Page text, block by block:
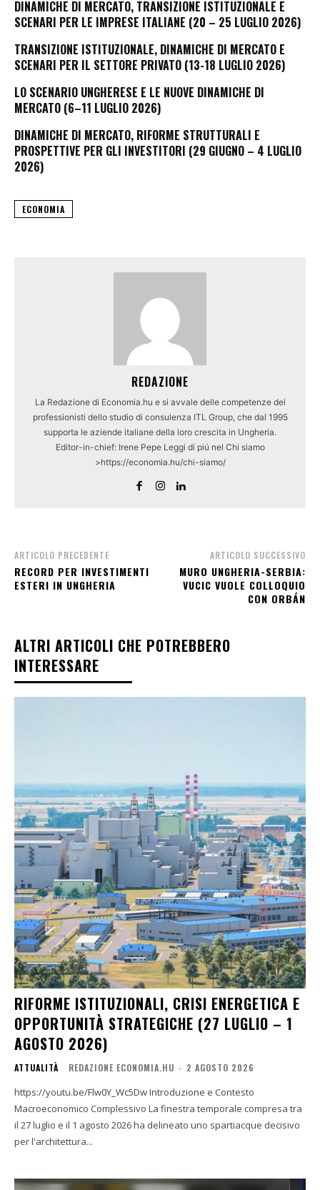
DINAMICHE DI MERCATO, TRANSIZIONE ISTITUZIONALE E
SCENARI PER LE IMPRESE ITALIANE (20 – 25 LUGLIO 2026)
TRANSIZIONE ISTITUZIONALE, DINAMICHE DI MERCATO E
SCENARI PER IL SETTORE PRIVATO (13-18 LUGLIO 2026)
LO SCENARIO UNGHERESE E LE NUOVE DINAMICHE DI
MERCATO (6–11 LUGLIO 2026)
DINAMICHE DI MERCATO, RIFORME STRUTTURALI E
PROSPETTIVE PER GLI INVESTITORI (29 GIUGNO – 4 LUGLIO
2026)
ECONOMIA
REDAZIONE
La Redazione di Economia.hu e si avvale delle competenze dei
professionisti dello studio di consulenza ITL Group, che dal 1995
supporta le aziende italiane della loro crescita in Ungheria.
Editor-in-chief: Irene Pepe Leggi di piú nel Chi siamo
>https://economia.hu/chi-siamo/
ARTICOLO PRECEDENTE
RECORD PER INVESTIMENTI
ESTERI IN UNGHERIA
ARTICOLO SUCCESSIVO
MURO UNGHERIA-SERBIA:
VUCIC VUOLE COLLOQUIO
CON ORBÁN
ALTRI ARTICOLI CHE POTREBBERO
INTERESSARE
RIFORME ISTITUZIONALI, CRISI ENERGETICA E
OPPORTUNITÀ STRATEGICHE (27 LUGLIO – 1
AGOSTO 2026)
ATTUALITÀ REDAZIONE ECONOMIA.HU - 2 AGOSTO 2026
https://youtu.be/Flw0Y_Wc5Dw Introduzione e Contesto
Macroeconomico Complessivo La finestra temporale compresa tra
il 27 luglio e il 1 agosto 2026 ha delineato uno spartiacque decisivo
per l'architettura...